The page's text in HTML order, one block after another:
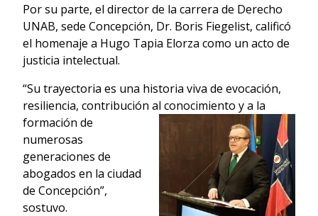
Por su parte, el director de la carrera de Derecho
UNAB, sede Concepción, Dr. Boris Fiegelist, calificó
el homenaje a Hugo Tapia Elorza como un acto de
justicia intelectual.
“Su trayectoria es una historia viva de evocación,
resiliencia, contribución al conocimiento y a la
formación de
numerosas
generaciones de
abogados en la ciudad
de Concepción”,
sostuvo.